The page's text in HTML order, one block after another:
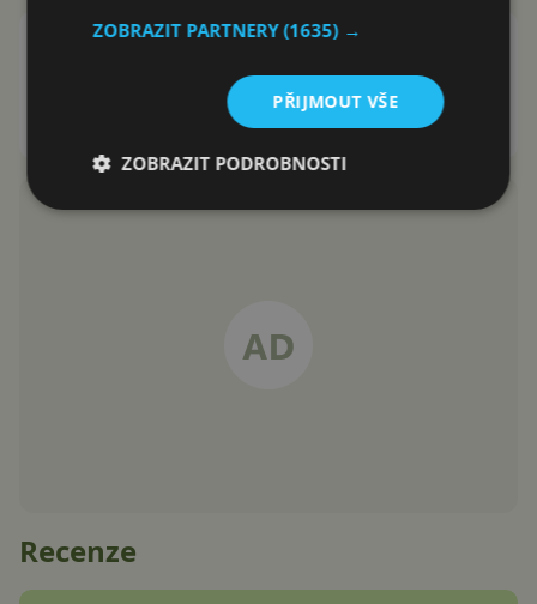
Harry Potter: Wizards Unite je
nová hra od tvůrců Pokémon GO.
Opět se využívá rozšířená realita
David Trlica12.3.2019
Recenze
ZOBRAZIT PARTNERY(1635) →
PŘIJMOUT VŠE
ZOBRAZIT PODROBNOSTI